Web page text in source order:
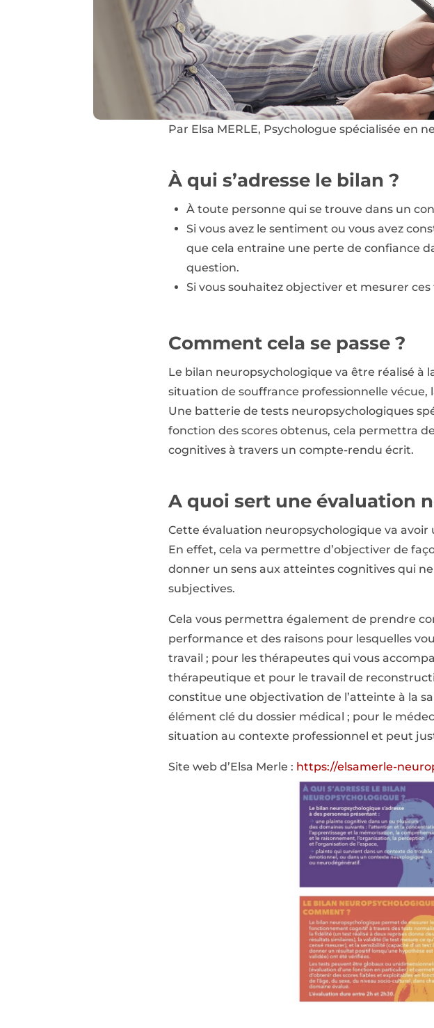
Par Elsa MERLE, Psychologue spécialisée en
À qui s’adresse le bilan ?
À toute personne qui se trouve dans un
Si vous avez le sentiment ou vous avez
que cela entraine une perte de confiance
question.
Si vous souhaitez objectiver et mesurer
Comment cela se passe ?
Le bilan neuropsychologique va être réalisé à
situation de souffrance professionnelle vécue,
Une batterie de tests neuropsychologiques
fonction des scores obtenus, cela permettra
cognitives à travers un compte-rendu écrit.
A quoi sert une évaluation
Cette évaluation neuropsychologique va
En effet, cela va permettre d’objectiver de
donner un sens aux atteintes cognitives qui
subjectives.
Cela vous permettra également de prendre
performance et des raisons pour lesquelles
travail ; pour les thérapeutes qui vous
thérapeutique et pour le travail de
constitue une objectivation de l’atteinte à la
élément clé du dossier médical ; pour le
situation au contexte professionnel et peut
Site web d’Elsa Merle : https://elsamerle-